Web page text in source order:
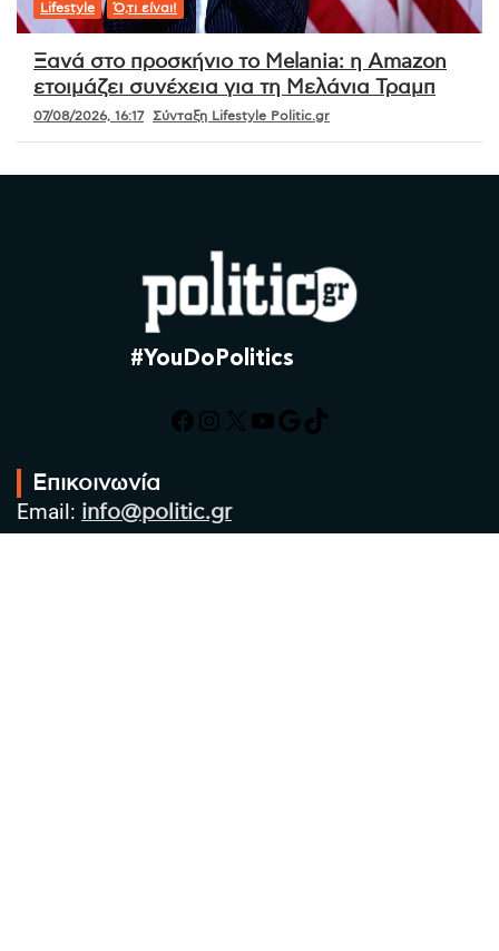
Lifestyle Ό,τι είναι!
Ξανά στο προσκήνιο το Melania: η Amazon
ετοιμάζει συνέχεια για τη Μελάνια Τραμπ
07/08/2026, 16:17 Σύνταξη Lifestyle Politic.gr
#YouDoPolitics
Facebook
Instagram
X YouTube
Google
TikTok
Επικοινωνία
Email: info@politic.gr
Τηλ: